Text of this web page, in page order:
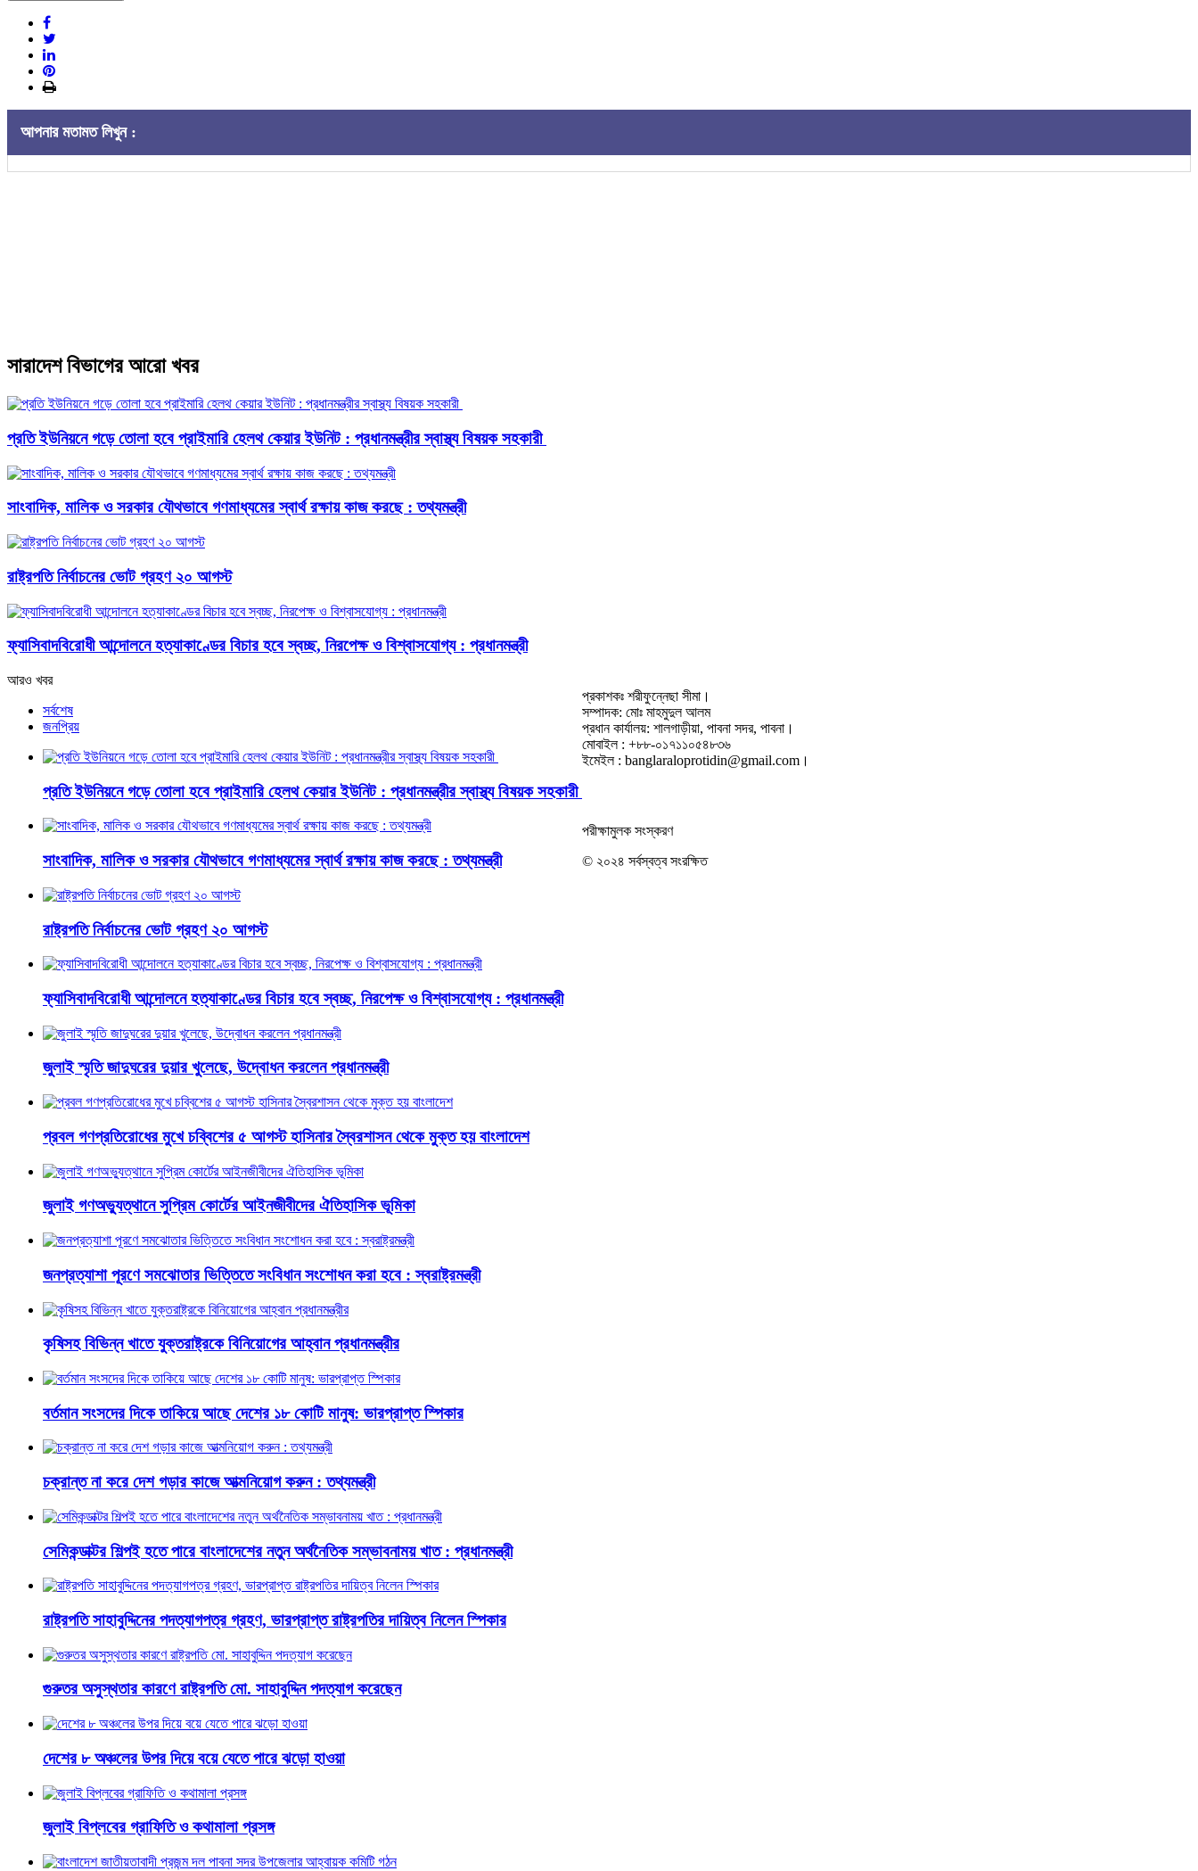
আপনার মতামত লিখুন :
সারাদেশ বিভাগের আরো খবর
প্রতি ইউনিয়নে গড়ে তোলা হবে প্রাইমারি হেলথ কেয়ার ইউনিট : প্রধানমন্ত্রীর স্বাস্থ্য বিষয়ক সহকারী
সাংবাদিক, মালিক ও সরকার যৌথভাবে গণমাধ্যমের স্বার্থ রক্ষায় কাজ করছে : তথ্যমন্ত্রী
রাষ্ট্রপতি নির্বাচনের ভোট গ্রহণ ২০ আগস্ট
ফ্যাসিবাদবিরোধী আন্দোলনে হত্যাকাণ্ডের বিচার হবে স্বচ্ছ, নিরপেক্ষ ও বিশ্বাসযোগ্য : প্রধানমন্ত্রী
আরও খবর
সর্বশেষ
জনপ্রিয়
প্রতি ইউনিয়নে গড়ে তোলা হবে প্রাইমারি হেলথ কেয়ার ইউনিট : প্রধানমন্ত্রীর স্বাস্থ্য বিষয়ক সহকারী
সাংবাদিক, মালিক ও সরকার যৌথভাবে গণমাধ্যমের স্বার্থ রক্ষায় কাজ করছে : তথ্যমন্ত্রী
রাষ্ট্রপতি নির্বাচনের ভোট গ্রহণ ২০ আগস্ট
ফ্যাসিবাদবিরোধী আন্দোলনে হত্যাকাণ্ডের বিচার হবে স্বচ্ছ, নিরপেক্ষ ও বিশ্বাসযোগ্য : প্রধানমন্ত্রী
জুলাই স্মৃতি জাদুঘরের দুয়ার খুলেছে, উদ্বোধন করলেন প্রধানমন্ত্রী
প্রবল গণপ্রতিরোধের মুখে চব্বিশের ৫ আগস্ট হাসিনার স্বৈরশাসন থেকে মুক্ত হয় বাংলাদেশ
জুলাই গণঅভ্যুত্থানে সুপ্রিম কোর্টের আইনজীবীদের ঐতিহাসিক ভূমিকা
জনপ্রত্যাশা পূরণে সমঝোতার ভিত্তিতে সংবিধান সংশোধন করা হবে : স্বরাষ্ট্রমন্ত্রী
কৃষিসহ বিভিন্ন খাতে যুক্তরাষ্ট্রকে বিনিয়োগের আহ্বান প্রধানমন্ত্রীর
বর্তমান সংসদের দিকে তাকিয়ে আছে দেশের ১৮ কোটি মানুষ: ভারপ্রাপ্ত স্পিকার
চক্রান্ত না করে দেশ গড়ার কাজে আত্মনিয়োগ করুন : তথ্যমন্ত্রী
সেমিকন্ডাক্টর শিল্পই হতে পারে বাংলাদেশের নতুন অর্থনৈতিক সম্ভাবনাময় খাত : প্রধানমন্ত্রী
রাষ্ট্রপতি সাহাবুদ্দিনের পদত্যাগপত্র গ্রহণ, ভারপ্রাপ্ত রাষ্ট্রপতির দায়িত্ব নিলেন স্পিকার
গুরুতর অসুস্থতার কারণে রাষ্ট্রপতি মো. সাহাবুদ্দিন পদত্যাগ করেছেন
দেশের ৮ অঞ্চলের উপর দিয়ে বয়ে যেতে পারে ঝড়ো হাওয়া
জুলাই বিপ্লবের গ্রাফিতি ও কথামালা প্রসঙ্গ
প্রকাশকঃ শরীফুন্নেছা সীমা।
সম্পাদক: মোঃ মাহমুদুল আলম
প্রধান কার্যালয়: শালগাড়ীয়া, পাবনা সদর, পাবনা।
মোবাইল : +৮৮-০১৭১১০৫৪৮৩৬
ইমেইল : banglaraloprotidin@gmail.com।
পরীক্ষামুলক সংস্করণ
© ২০২৪ সর্বস্বত্ব সংরক্ষিত